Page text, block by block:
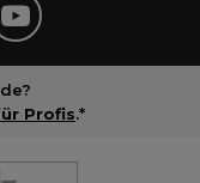
Profis.*